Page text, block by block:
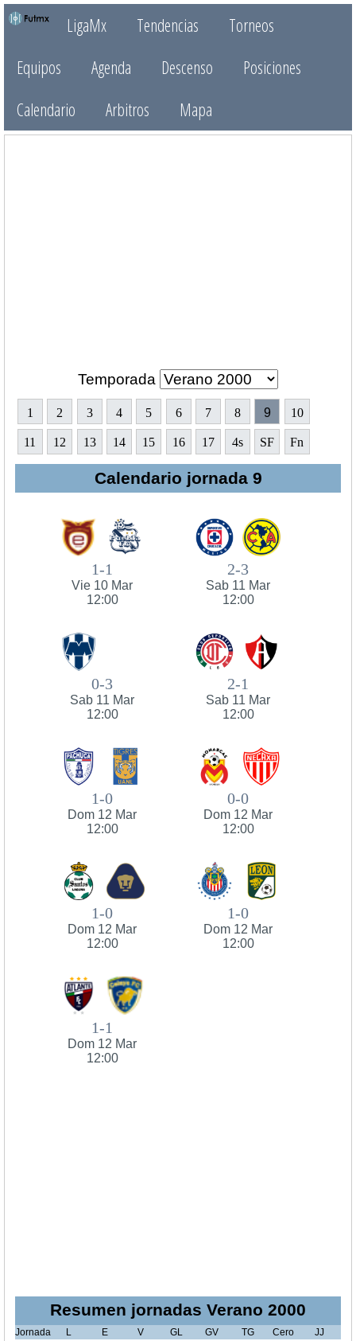
LigaMx Tendencias
Torneos
Equipos
Agenda Descenso
Posiciones
Calendario
Arbitros Mapa
Temporada
1 2 3 4 5 6 7 8 9 10
11 12 13 14 15 16 17 4s SF Fn
Calendario jornada 9
1-1
Vie 10 Mar
12:00
2-3
Sab 11 Mar
12:00
0-3
Sab 11 Mar
12:00
2-1
Sab 11 Mar
12:00
1-0
Dom 12 Mar
12:00
0-0
Dom 12 Mar
12:00
1-0
Dom 12 Mar
12:00
1-0
Dom 12 Mar
12:00
1-1
Dom 12 Mar
12:00
Resumen jornadas Verano 2000
Jornada L E V GL GV TG Cero
JJ